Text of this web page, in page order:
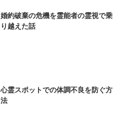
婚約破棄の危機を霊能者の霊視で乗
り越えた話
心霊スポットでの体調不良を防ぐ方
法